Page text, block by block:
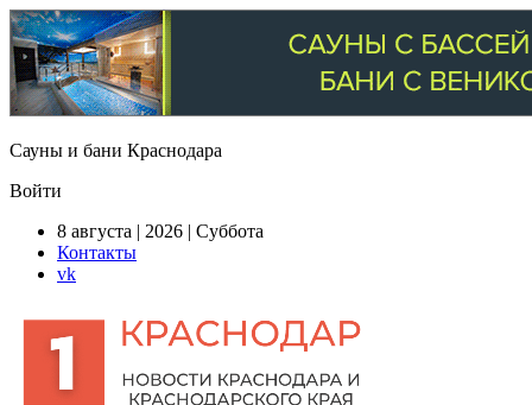
Сауны и бани Краснодара
Войти
8 августа | 2026 | Суббота
Контакты
vk